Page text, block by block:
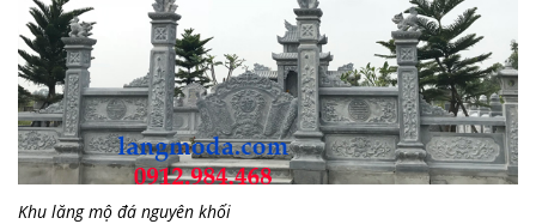
Khu lăng mộ đá nguyên khối